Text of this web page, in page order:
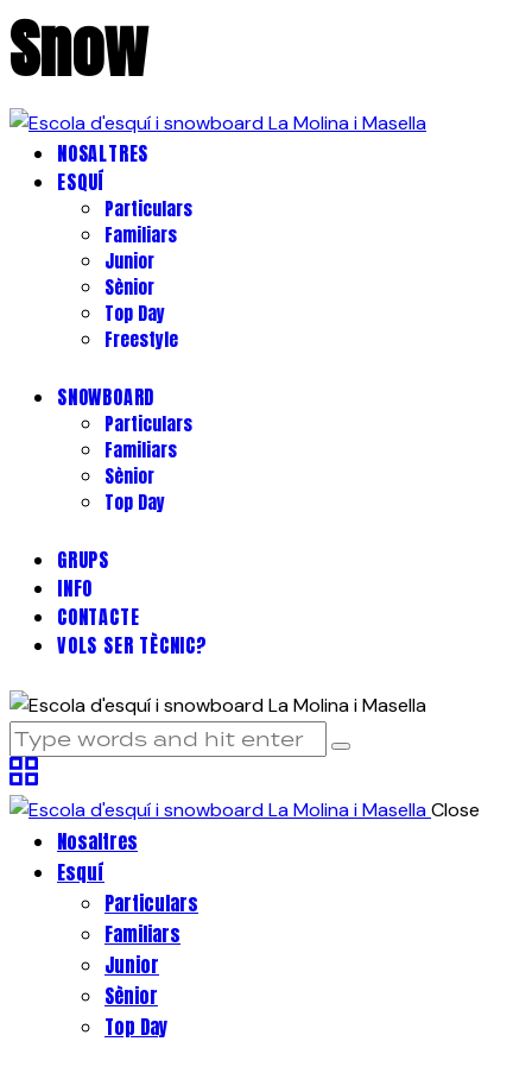
Snow
NOSALTRES
ESQUÍ
Particulars
Familiars
Junior
Sènior
Top Day
Freestyle
SNOWBOARD
Particulars
Familiars
Sènior
Top Day
GRUPS
INFO
CONTACTE
VOLS SER TÈCNIC?
Close
Nosaltres
Esquí
Particulars
Familiars
Junior
Sènior
Top Day